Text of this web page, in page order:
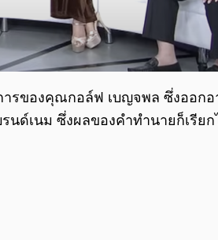
ของคุณกอล์ฟ เบญจพล ซึ่งออกอ
นด์เนม ซึ่งผลของคำทำนายก็เรี